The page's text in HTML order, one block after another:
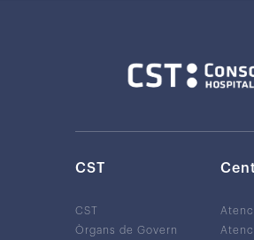
CST
CST
Òrgans de Govern